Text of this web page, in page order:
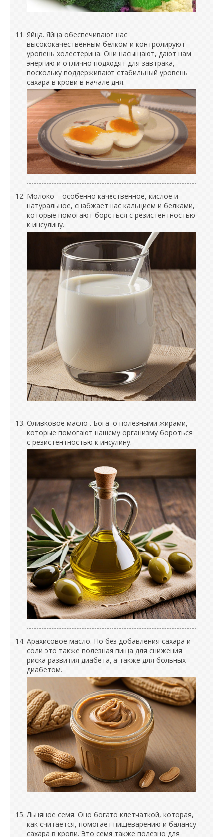
Яйца. Яйца обеспечивают нас
высококачественным белком и контролируют
уровень холестерина. Они насыщают, дают нам
энергию и отлично подходят для завтрака,
поскольку поддерживают стабильный уровень
сахара в крови в начале дня.
Молоко – особенно качественное, кислое и
натуральное, снабжает нас кальцием и белками,
которые помогают бороться с резистентностью
к инсулину.
Оливковое масло . Богато полезными жирами,
которые помогают нашему организму бороться
с резистентностью к инсулину.
Арахисовое масло. Но без добавления сахара и
соли это также полезная пища для снижения
риска развития диабета, а также для больных
диабетом.
Льняное семя. Оно богато клетчаткой, которая,
как считается, помогает пищеварению и балансу
сахара в крови. Это семя также полезно для